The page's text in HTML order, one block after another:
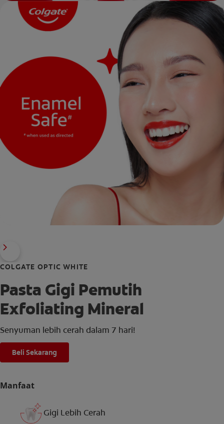
COLGATE OPTIC WHITE
Pasta Gigi Pemutih
Exfoliating Mineral
Senyuman lebih cerah dalam 7 hari!
Beli Sekarang
Manfaat
Gigi Lebih Cerah